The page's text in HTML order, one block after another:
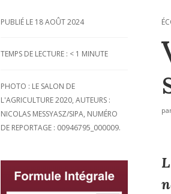
18 AOÛT 2024
TEMPS DE LECTURE : < 1 MINUTE
PHOTO : LE SALON DE
L'AGRICULTURE 2020, AUTEURS :
NICOLAS MESSYASZ/SIPA, NUMÉRO
DE REPORTAGE : 00946795_000009.